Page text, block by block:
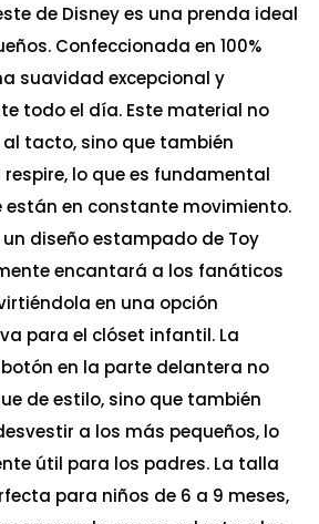
de Disney es una prenda ideal
Confeccionada en 100%
suavidad excepcional y
todo el día. Este material no
tacto, sino que también
lo que es fundamental
están en constante movimiento.
diseño estampado de Toy
encantará a los fanáticos
en una opción
para el clóset infantil. La
en la parte delantera no
de estilo, sino que también
a los más pequeños, lo
útil para los padres. La talla
para niños de 6 a 9 meses,